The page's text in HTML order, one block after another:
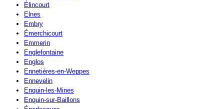
Élincourt
Elnes
Embry
Émerchicourt
Emmerin
Englefontaine
Englos
Ennetières-en-Weppes
Ennevelin
Enquin-les-Mines
Enquin-sur-Baillons